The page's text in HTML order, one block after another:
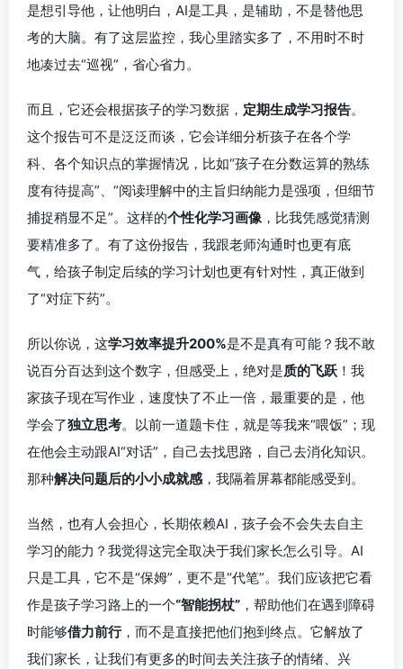
是想引导他，让他明白，AI是工具，是辅助，不是替他思
考的大脑。有了这层监控，我心里踏实多了，不用时不时
地凑过去“巡视”，省心省力。
而且，它还会根据孩子的学习数据， 定期生成学习报告。
这个报告可不是泛泛而谈，它会详细分析孩子在各个学
科、各个知识点的掌握情况，比如“孩子在分数运算的熟练
度有待提高”、“阅读理解中的主旨归纳能力是强项，但细节
捕捉稍显不足”。这样的个性化学习画像 ，比我凭感觉猜测
要精准多了。有了这份报告，我跟老师沟通时也更有底
气，给孩子制定后续的学习计划也更有针对性，真正做到
了“对症下药”。
所以你说，这学习效率提升200%是不是真有可能？我不敢
说百分百达到这个数字，但感受上，绝对是质的飞跃 ！我
家孩子现在写作业，速度快了不止一倍，最重要的是，他
学会了独立思考。以前一道题卡住，就是等我来“喂饭”；现
在他会主动跟AI“对话”，自己去找思路，自己去消化知识。
那种解决问题后的小小成就感 ，我隔着屏幕都能感受到。
当然，也有人会担心，长期依赖AI，孩子会不会失去自主
学习的能力？我觉得这完全取决于我们家长怎么引导。AI
只是工具，它不是“保姆”，更不是“代笔”。我们应该把它看
作是孩子学习路上的一个“智能拐杖” ，帮助他们在遇到障碍
时能够借力前行，而不是直接把他们抱到终点。它解放了
我们家长，让我们有更多的时间去关注孩子的情绪、兴